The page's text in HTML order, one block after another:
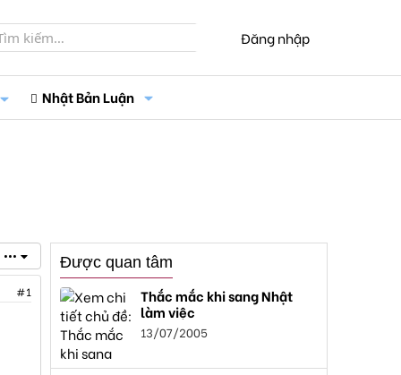
Đăng nhập
Nhật Bản Luận
•••
#1
Được quan tâm
Thắc mắc khi sang Nhật
làm việc
13/07/2005